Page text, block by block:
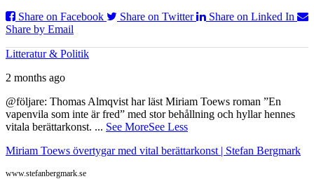
Share on Facebook
Share on Twitter
Share on Linked In
Share by Email
Litteratur & Politik
2 months ago
@följare: Thomas Almqvist har läst Miriam Toews roman ”En
vapenvila som inte är fred” med stor behållning och hyllar hennes
vitala berättarkonst. ... See MoreSee Less
Miriam Toews övertygar med vital berättarkonst | Stefan Bergmark
www.stefanbergmark.se